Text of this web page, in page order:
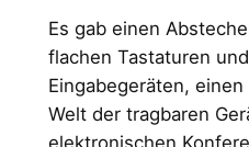
Es gab einen
flachen Tastaturen
Eingabegeräten,
Welt der tragbaren